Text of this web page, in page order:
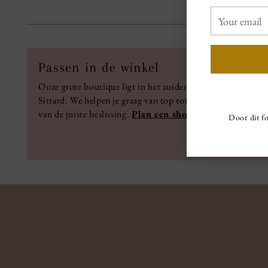
email
Door dit
Passen in de winkel
Onze grote boutique ligt in het zuiden van ons land,
Sittard. We helpen je graag van top tot teen bij het maken
van de juiste beslissing. Plan een shop afspraak.